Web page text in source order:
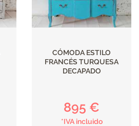
CÓMODA ESTILO
FRANCÉS TURQUESA
DECAPADO
895 €
*IVA incluido